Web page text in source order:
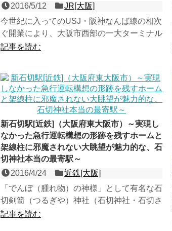
2016/5/12
JR[大阪]
今世紀に入ってのUSJ・阪神なんば線の相次
ぐ開業により、大阪市西部の一大ターミナル
駅へと昇格した、大阪環状線とJRゆめ咲線
記事を読む
新石切駅[近鉄]（大阪府東大阪市）～実現し
なかった急行運転構想の形跡を残すホームと
架線柱に邪魔されない大眺望が魅力的な、石
切神社本当の最寄駅～
2016/4/24
近鉄[大阪]
「でんぼ（腫れ物）の神様」として有名な石
切剣箭（つるぎや）神社（石切神社・石切さ
ん）の本当の最寄駅である、けいはんな線の
記事を読む